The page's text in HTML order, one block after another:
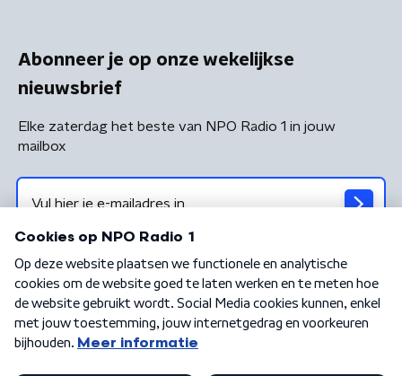
Abonneer je op onze wekelijkse
nieuwsbrief
Elke zaterdag het beste van NPO Radio 1 in jouw
mailbox
Algemene voorwaarden